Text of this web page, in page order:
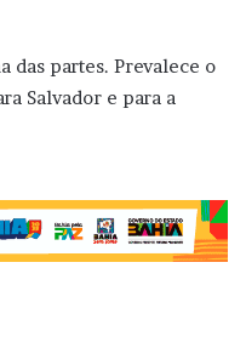
das partes. Prevalece o
Salvador e para a